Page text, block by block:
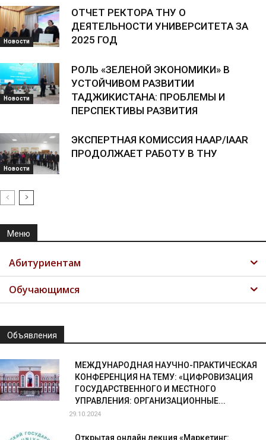
Новости
ОТЧЕТ РЕКТОРА ТНУ О
ДЕЯТЕЛЬНОСТИ УНИВЕРСИТЕТА ЗА
2025 ГОД
Новости
РОЛЬ «ЗЕЛЕНОЙ ЭКОНОМИКИ» В
УСТОЙЧИВОМ РАЗВИТИИ
ТАДЖИКИСТАНА: ПРОБЛЕМЫ И
ПЕРСПЕКТИВЫ РАЗВИТИЯ
Новости
ЭКСПЕРТНАЯ КОМИССИЯ НААР/IAAR
ПРОДОЛЖАЕТ РАБОТУ В ТНУ
Меню
Абитуриентам
Обучающимся
Объявления
МЕЖДУНАРОДНАЯ НАУЧНО-ПРАКТИЧЕСКАЯ
КОНФЕРЕНЦИЯ НА ТЕМУ: «ЦИФРОВИЗАЦИЯ
ГОСУДАРСТВЕННОГО И МЕСТНОГО
УПРАВЛЕНИЯ: ОРГАНИЗАЦИОННЫЕ...
29.10.2024
Открытая онлайн лекция «Маркетинг: